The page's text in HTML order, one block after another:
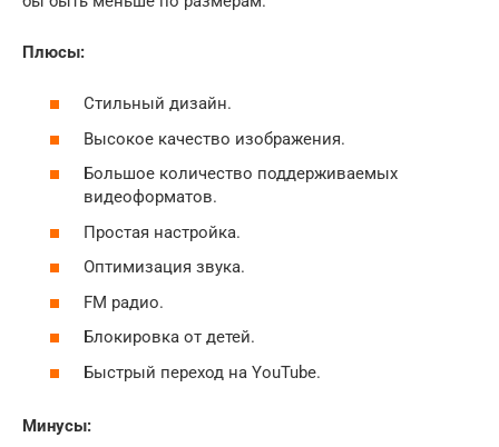
Плюсы:
Стильный дизайн.
Высокое качество изображения.
Большое количество поддерживаемых
видеоформатов.
Простая настройка.
Оптимизация звука.
FM радио.
Блокировка от детей.
Быстрый переход на YouTube.
Минусы: